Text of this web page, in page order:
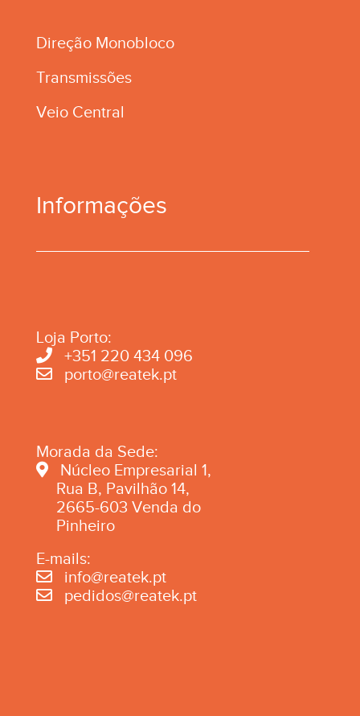
Direção Monobloco
Transmissões
Veio Central
Informações
Loja Porto:
+351 220 434 096
porto@reatek.pt
Morada da Sede:
Núcleo Empresarial 1,
Rua B, Pavilhão 14,
2665-603 Venda do
Pinheiro
E-mails:
info@reatek.pt
pedidos@reatek.pt